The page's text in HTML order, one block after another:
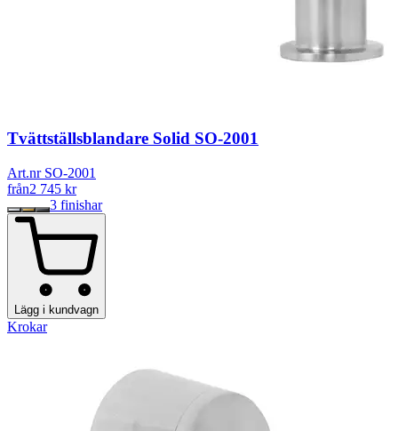
Tvättställsblandare Solid SO-2001
Art.nr SO-2001
från2 745 kr
3 finishar
Lägg i kundvagn
Krokar